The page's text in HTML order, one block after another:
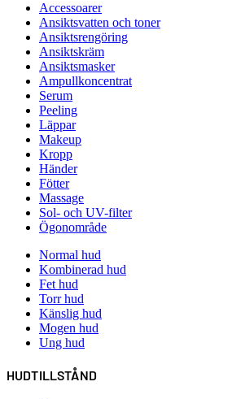
Accessoarer
Ansiktsvatten och toner
Ansiktsrengöring
Ansiktskräm
Ansiktsmasker
Ampullkoncentrat
Serum
Peeling
Läppar
Makeup
Kropp
Händer
Fötter
Massage
Sol- och UV-filter
Ögonområde
Normal hud
Kombinerad hud
Fet hud
Torr hud
Känslig hud
Mogen hud
Ung hud
HUDTILLSTÅND